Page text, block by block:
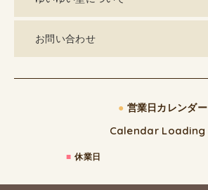
お問い合わせ
● 営業日カレンダー
Calendar Loading
■ 休業日